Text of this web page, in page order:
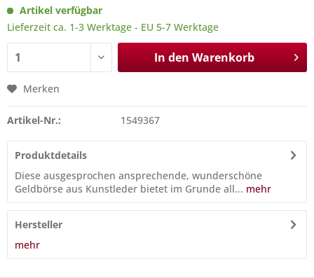
Artikel verfügbar
Lieferzeit ca. 1-3 Werktage - EU 5-7 Werktage
In den Warenkorb
Merken
Artikel-Nr.: 1549367
Produktdetails
Diese ausgesprochen ansprechende, wunderschöne
Geldbörse aus Kunstleder bietet im Grunde all... mehr
Hersteller
mehr